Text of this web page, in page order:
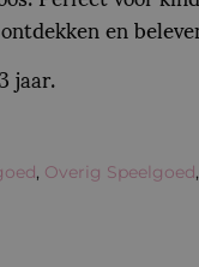
en
jaar.
, Overig Speelgoed,